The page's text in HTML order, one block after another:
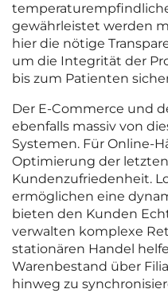
gewährleistet werden
hier die nötige
um die Integrität der
bis zum Patienten
Der E-Commerce und
ebenfalls massiv von
Systemen. Für Online-
Optimierung der
Kundenzufriedenheit.
ermöglichen eine
bieten den Kunden
verwalten komplexe
stationären Handel
Warenbestand über
hinweg zu